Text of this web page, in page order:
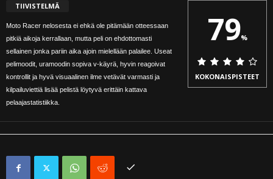
TIIVISTELMÄ
Moto Racer nelosesta ei ehkä ole pitämään otteessaan
pitkiä aikoja kerrallaan, mutta peli on ehdottomasti
sellainen jonka pariin aika ajoin mielellään palailee. Useat
pelimoodit, uramoodin sopiva v-käyrä, hyvin reagoivat
kontrollit ja hyvä visuaalinen ilme vetävät varmasti ja
kilpailuviettiä lisää pelistä löytyvä erittäin kattava
pelaajastatistiikka.
79%
KOKONAISPISTEET